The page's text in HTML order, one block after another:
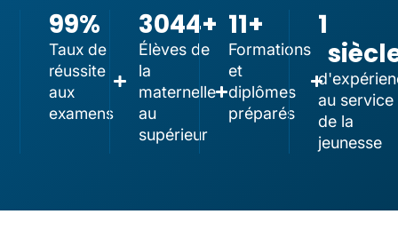
99%
Taux de
réussite
aux
examens
3044+
Élèves de
la
maternelle
au
supérieur
11+
Formations
et
diplômes
préparés
1
au service
de la
jeunesse